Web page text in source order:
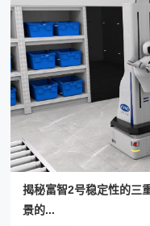
揭秘富智2号稳定性的三
景的...